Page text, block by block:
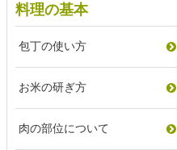
料理の基本
包丁の使い方
お米の研ぎ方
肉の部位について